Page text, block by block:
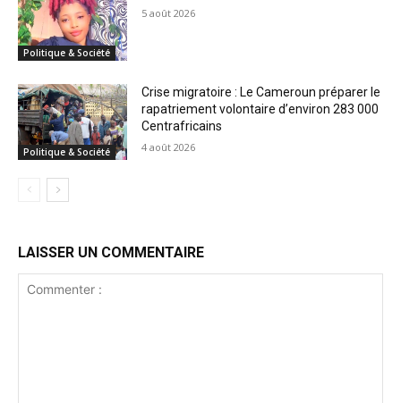
Politique & Société
5 août 2026
Politique & Société
Crise migratoire : Le Cameroun préparer le
rapatriement volontaire d’environ 283 000
Centrafricains
4 août 2026
LAISSER UN COMMENTAIRE